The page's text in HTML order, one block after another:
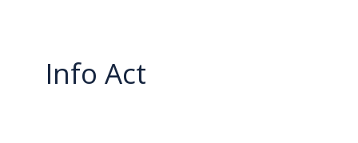
Info Act